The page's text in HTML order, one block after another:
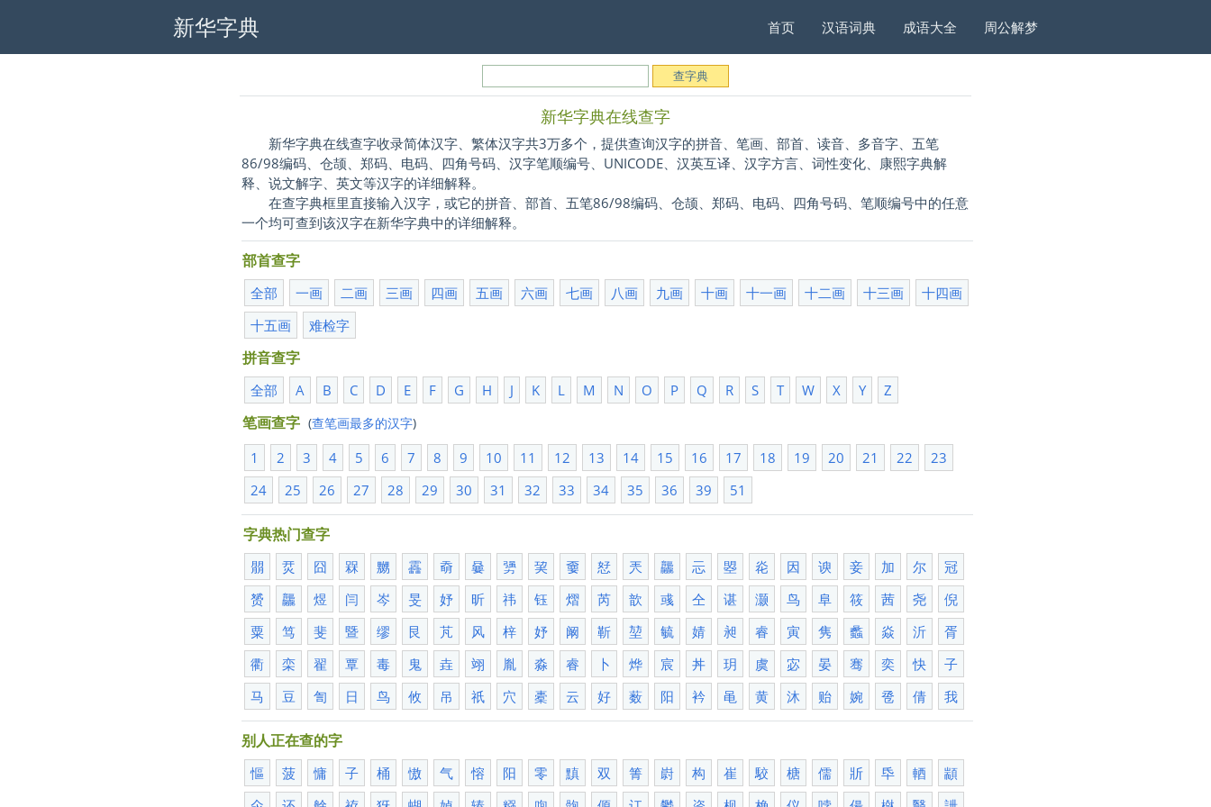
新华字典 首页 汉语词典 成语大全 周公解梦
新华字典在线查字
新华字典在线查字收录简体汉字、繁体汉字共3万多个，提供查询汉字的拼音、笔画、部首、读音、多音字、五笔
86/98编码、仓颉、郑码、电码、四角号码、汉字笔顺编号、UNICODE、汉英互译、汉字方言、词性变化、康熙字典解
释、说文解字、英文等汉字的详细解释。
在查字典框里直接输入汉字，或它的拼音、部首、五笔86/98编码、仓颉、郑码、电码、四角号码、笔顺编号中的任意
一个均可查到该汉字在新华字典中的详细解释。
部首查字
全部 一画 二画 三画 四画 五画 六画 七画 八画 九画 十画 十一画 十二画 十三画
十四画
十五画
难检字
拼音查字
全部 A B C D E F G H J K L M N O P Q R S T W X Y Z
笔画查字 (查笔画最多的汉字)
1 2 3 4 5 6 7 8 9 10 11 12 13 14 15 16 17 18 19 20 21 22
23
24
25 26 27 28 29 30 31 32 33 34 35 36 39 51
字典热门查字
朤 烎 囧 槑 嬲 靐 奣 嘦 勥 巭 嫑 恏 兲 龘 忈 曌 炛 因 谀 妾 加 尔
冠
赟
龘 煜 闫 岑 旻 妤 昕 祎 钰 熠 芮 歆 彧 仝 谌 灏 鸟 阜 筱 茜 尧
倪
粟
笃 斐 暨 缪 艮 芃 风 梓 妤 阚 靳 堃 毓 婧 昶 睿 寅 隽 蠡 焱 沂
胥
衢
栾 翟 覃 毒 鬼 垚 翊 胤 淼 睿 卜 烨 宸 丼 玥 虞 宓 晏 骞 奕 快
子
马
豆 訇 日 鸟 攸 吊 祇 穴 橐 云 好 薮 阳 衿 黾 黄 沐 贻 婉 卺 倩 我
别人正在查的字
慪 菠 慵 子 桶 慠 气 愹 阳 零 黰 双 箐 嶎 构 崔 駮 榶 儒 斨 氒 輏
顓